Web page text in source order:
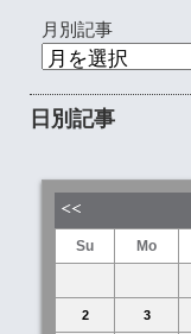
月別記事
日別記事
Su Mo
2 3